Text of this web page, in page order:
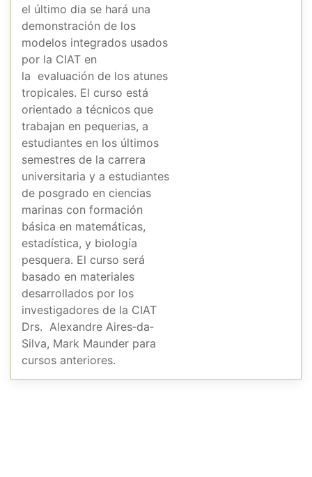
el último dia se hará una
demonstración de los
modelos integrados usados
por la CIAT en
la evaluación de los atunes
tropicales. El curso está
orientado a técnicos que
trabajan en pequerias, a
estudiantes en los últimos
semestres de la carrera
universitaria y a estudiantes
de posgrado en ciencias
marinas con formación
básica en matemáticas,
estadística, y biología
pesquera. El curso será
basado en materiales
desarrollados por los
investigadores de la CIAT
Drs. Alexandre Aires‐da‐
Silva, Mark Maunder para
cursos anteriores.